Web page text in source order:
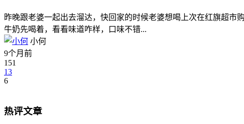
昨晚跟老婆一起出去溜达，快回家的时候老婆想喝上次在红旗超
牛奶先喝着，看看味道咋样，口味不错...
小何
9个月前
151
13
6
热评文章